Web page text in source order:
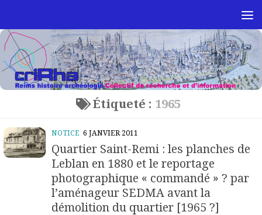
Étiqueté : 1965
NOTICE 6 JANVIER 2011
Quartier Saint-Remi : les planches de
Leblan en 1880 et le reportage
photographique « commandé » ? par
l’aménageur SEDMA avant la
démolition du quartier [1965 ?]